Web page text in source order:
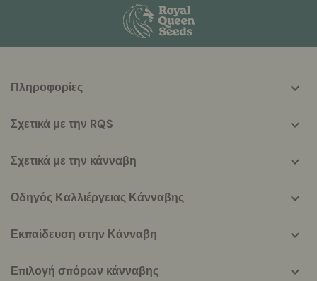
helpful
Πληροφορίες
Σχετικά με την RQS
Σχετικά με την κάνναβη
Οδηγός Καλλιέργειας Κάνναβης
Εκπαίδευση στην Κάνναβη
Επιλογή σπόρων κάνναβης